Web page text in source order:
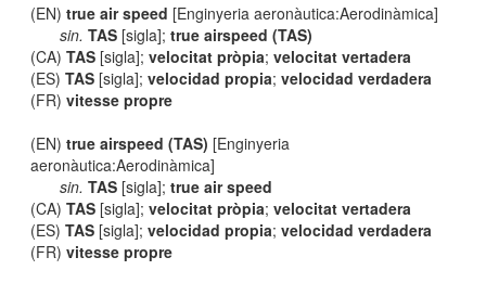
(EN)true air speed [Enginyeria aeronàutica:Aerodinàmica]
sin. TAS [sigla]; true airspeed (TAS)
(CA)TAS [sigla];velocitat pròpia;velocitat vertadera
(ES)TAS [sigla];velocidad propia;velocidad verdadera
(FR)vitesse propre
(EN)true airspeed (TAS) [Enginyeria
aeronàutica:Aerodinàmica]
sin. TAS [sigla]; true air speed
(CA)TAS [sigla];velocitat pròpia;velocitat vertadera
(ES)TAS [sigla];velocidad propia;velocidad verdadera
(FR)vitesse propre